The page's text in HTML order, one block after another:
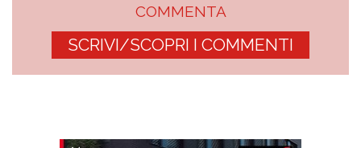
COMMENTA
SCRIVI/SCOPRI I COMMENTI